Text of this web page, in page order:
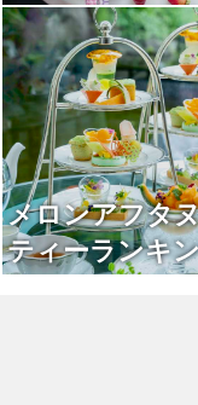
メロンアフタ
ティーランキ